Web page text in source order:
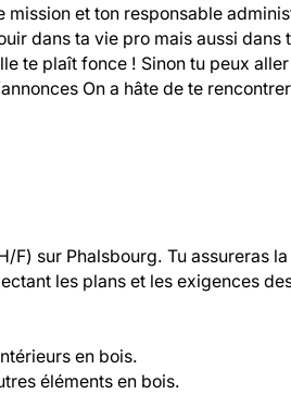
et ton responsable
dans ta vie pro mais aussi dans
te plaît fonce ! Sinon tu peux
On a hâte de te
F) sur Phalsbourg. Tu assureras
les plans et les exigences
en bois.
éléments en bois.